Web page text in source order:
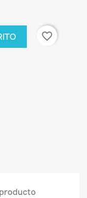
favorite_border